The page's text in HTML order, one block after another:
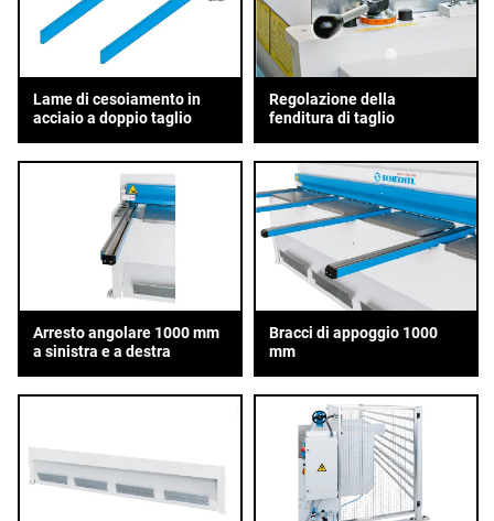
Lame di cesoiamento in
acciaio a doppio taglio
Regolazione della
fenditura di taglio
Arresto angolare 1000 mm
a sinistra e a destra
Bracci di appoggio 1000
mm